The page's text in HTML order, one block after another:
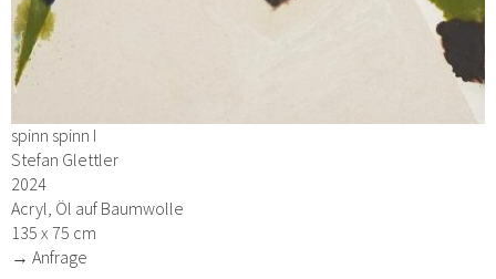
spinn spinn I
Stefan Glettler
2024
Acryl, Öl auf Baumwolle
135 x 75 cm
→ Anfrage